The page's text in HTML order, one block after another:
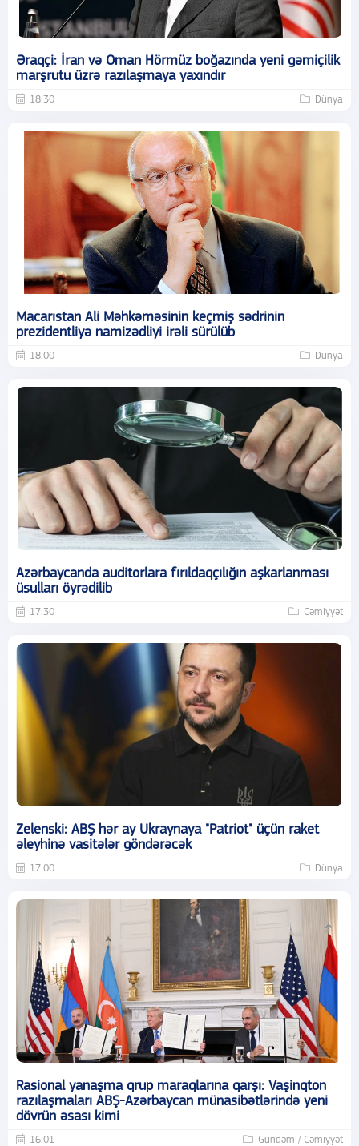
Əraqçi: İran və Oman Hörmüz boğazında yeni gəmiçilik
marşrutu üzrə razılaşmaya yaxındır
18:30 Dünya
Macarıstan Ali Məhkəməsinin keçmiş sədrinin
prezidentliyə namizədliyi irəli sürülüb
18:00 Dünya
Azərbaycanda auditorlara fırıldaqçılığın aşkarlanması
üsulları öyrədilib
17:30 Cəmiyyət
Zelenski: ABŞ hər ay Ukraynaya "Patriot" üçün raket
əleyhinə vasitələr göndərəcək
17:00 Dünya
Rasional yanaşma qrup maraqlarına qarşı: Vaşinqton
razılaşmaları ABŞ-Azərbaycan münasibətlərində yeni
dövrün əsası kimi
16:01 Gündəm / Cəmiyyət